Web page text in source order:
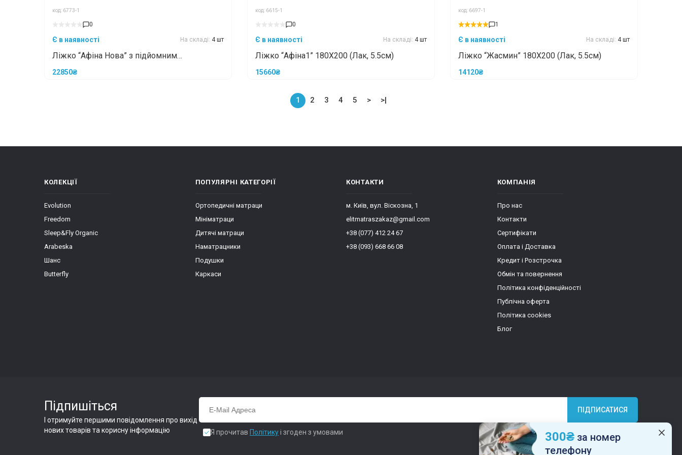
код: 6773-1
0
Є в наявності На складі: 4 шт
Ліжко “Афіна Нова” з підйомним
механізмом 180X200 (Лак, 5.5см)
22850₴
код: 6615-1
0
Є в наявності На складі: 4 шт
Ліжко “Афіна1” 180X200 (Лак, 5.5см)
15660₴
код: 6697-1
1
Є в наявності На складі: 4 шт
Ліжко “Жасмин” 180X200 (Лак, 5.5см)
14120₴
1 2 3 4 5 > >|
300₴ за номер
телефону
КОЛЕКЦІЇ
Evolution
Freedom
Sleep&Fly Organic
Arabeska
Шанс
Butterfly
ПОПУЛЯРНІ КАТЕГОРІЇ
Ортопедичні матраци
Мініматраци
Дитячі матраци
Наматрацники
Подушки
Каркаси
КОНТАКТИ
м. Київ, вул. Віскозна, 1
elitmatraszakaz@gmail.com
+38 (077) 412 24 67
+38 (093) 668 66 08
КОМПАНІЯ
Про нас
Контакти
Сертифікати
Оплата і Доставка
Кредит і Розстрочка
Обмін та повернення
Політика конфіденційності
Публічна оферта
Політика cookies
Блог
Підпишіться
І отримуйте першими повідомлення про вихід
нових товарів та корисну інформацію
ПІДПИСАТИСЯ
Я прочитав Політикуі згоден з умовами